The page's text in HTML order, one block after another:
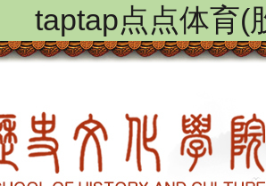
taptap点点体育(